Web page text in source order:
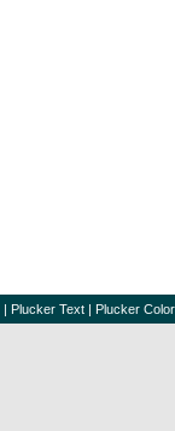
| Plucker Text | Plucker Color